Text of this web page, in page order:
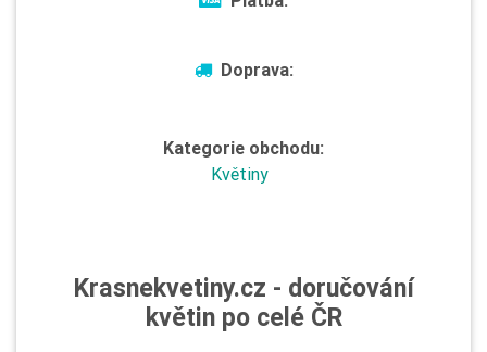
Doprava:
Kategorie obchodu:
Květiny
Krasnekvetiny.cz - doručování
květin po celé ČR